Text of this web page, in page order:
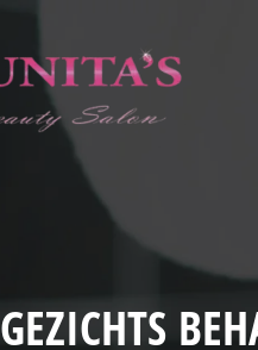
GEZICHTS